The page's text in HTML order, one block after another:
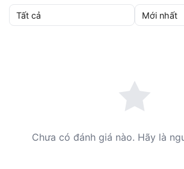
Chưa có đánh giá nào. Hãy là